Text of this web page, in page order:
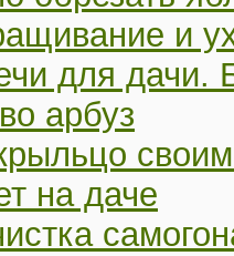
и
для дачи.
арбуз
на даче